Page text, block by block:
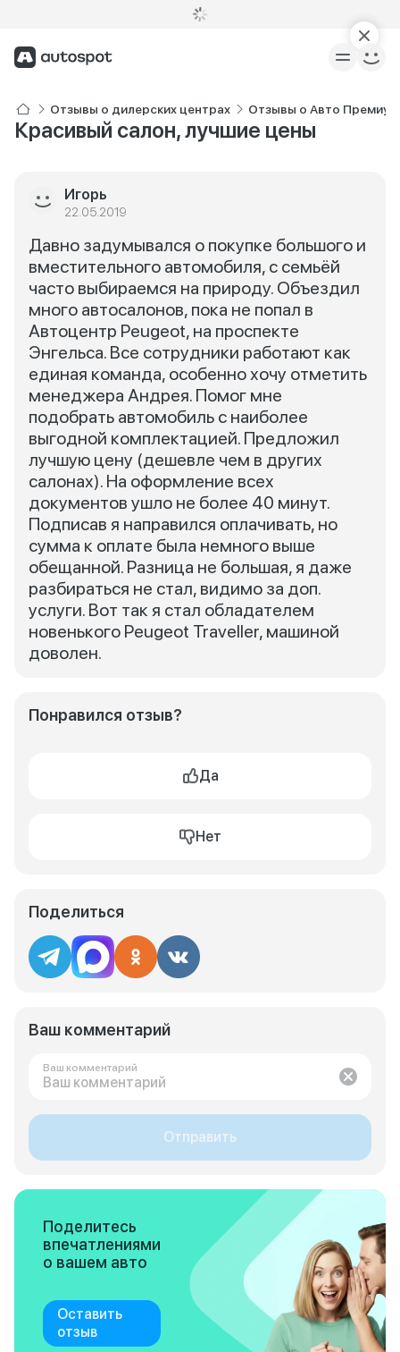
Отзывы о дилерских центрах Отзывы о Авто Премиум
Красивый салон, лучшие цены
Игорь
22.05.2019
Давно задумывался о покупке большого и
вместительного автомобиля, с семьёй
часто выбираемся на природу. Объездил
много автосалонов, пока не попал в
Автоцентр Peugeot, на проспекте
Энгельса. Все сотрудники работают как
единая команда, особенно хочу отметить
менеджера Андрея. Помог мне
подобрать автомобиль с наиболее
выгодной комплектацией. Предложил
лучшую цену (дешевле чем в других
салонах). На оформление всех
документов ушло не более 40 минут.
Подписав я направился оплачивать, но
сумма к оплате была немного выше
обещанной. Разница не большая, я даже
разбираться не стал, видимо за доп.
услуги. Вот так я стал обладателем
новенького Peugeot Traveller, машиной
доволен.
Понравился отзыв?
Да
Нет
Поделиться
Ваш комментарий
Ваш комментарий
Отправить
Поделитесь
впечатлениями
о вашем авто
Оставить
отзыв